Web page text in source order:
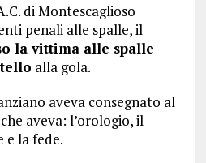
di Montescaglioso
penali alle spalle, il
la vittima alle spalle
alla gola.
aveva consegnato al
aveva: l’orologio, il
la fede.